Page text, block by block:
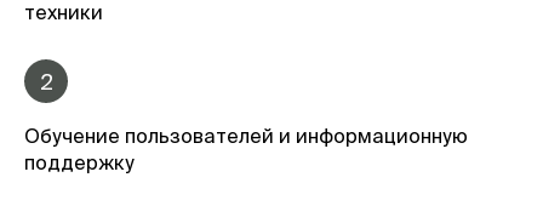
техники
2
Обучение пользователей и информационную
поддержку